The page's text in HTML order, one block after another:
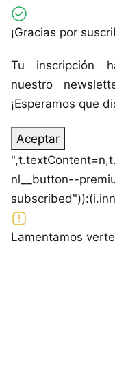
¡Gracias por
Tu inscripción
nuestro
¡Esperamos que
Aceptar
nl__button--
Lamentamos